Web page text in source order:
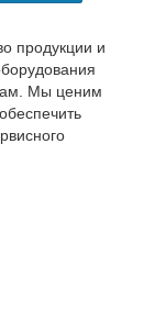
продукции и
Мы ценим